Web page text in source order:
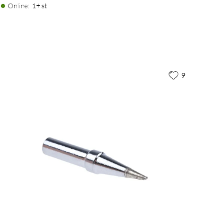
Online: 1+ st
9